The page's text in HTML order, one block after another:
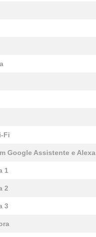
Fi
Google Assistente e Alexa
1
2
3